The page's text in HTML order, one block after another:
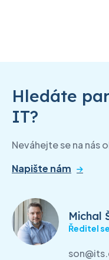
Hledáte
IT?
Neváhejte se na nás
Napište nám
Michal
Ředitel